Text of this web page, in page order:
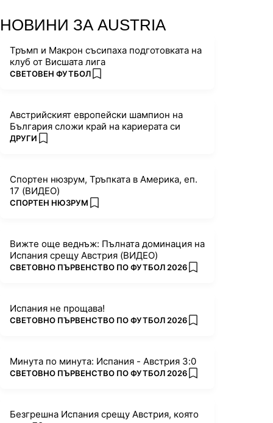
НОВИНИ ЗА AUSTRIA
Тръмп и Макрон съсипаха подготовката на
клуб от Висшата лига
ПОВЕЧЕ ОТ
СВЕТОВЕН ФУТБОЛ add favorites
Австрийският европейски шампион на
България сложи край на кариерата си
ПОВЕЧЕ ОТ
ДРУГИ add favorites
Спортен нюзрум, Тръпката в Америка, еп.
17 (ВИДЕО)
ПОВЕЧЕ ОТ
СПОРТЕН НЮЗРУМ add favorites
Вижте още веднъж: Пълната доминация на
Испания срещу Австрия (ВИДЕО)
ПОВЕЧЕ ОТ
СВЕТОВНО ПЪРВЕНСТВО ПО ФУТБОЛ 2026 add favorites
Испания не прощава!
ПОВЕЧЕ ОТ
СВЕТОВНО ПЪРВЕНСТВО ПО ФУТБОЛ 2026 add favorites
Минута по минута: Испания - Австрия 3:0
ПОВЕЧЕ ОТ
СВЕТОВНО ПЪРВЕНСТВО ПО ФУТБОЛ 2026 add favorites
Безгрешна Испания срещу Австрия, която